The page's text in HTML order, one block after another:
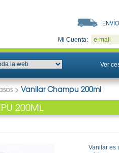
Mi Cuenta: e-mail
Ver
> Vanilar Champu 200ml
200ML
Vanilar es